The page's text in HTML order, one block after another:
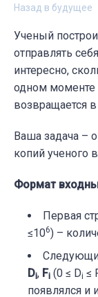
Назад в будущее
Ученый
отправлять
интересно,
одном моменте
возвращается
Ваша задача –
копий ученого
Формат
Первая
≤106) –
Di, Fi (0 ≤ Di ≤
появлялся и